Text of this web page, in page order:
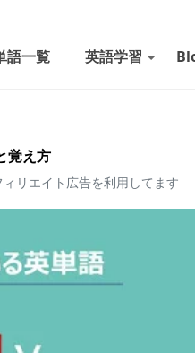
語一覧 英語学習
覚え方
リエイト広告を利用してます